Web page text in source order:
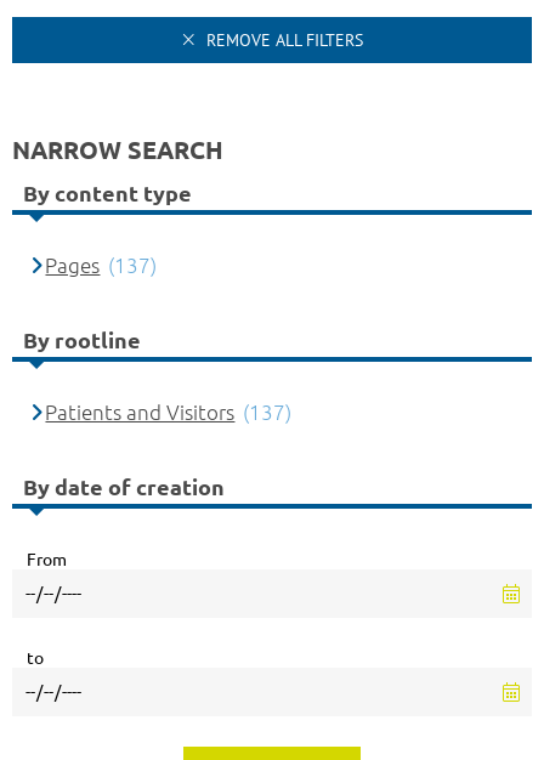
REMOVE ALL FILTERS
NARROW SEARCH
By content type
Pages (137)
By rootline
Patients and Visitors (137)
By date of creation
From
to